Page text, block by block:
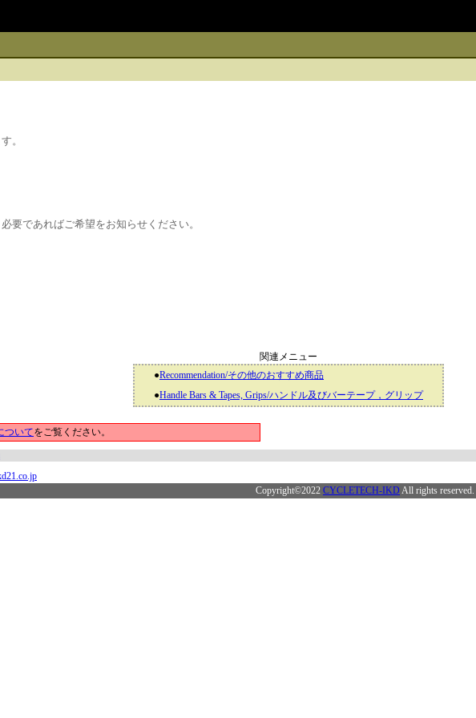
。
要であればご希望をお知らせください。
関連メニュー
●Recommendation/その他のおすすめ商品
●Handle Bars & Tapes, Grips/ハンドル及びバーテープ，グリップ
ついてをご覧ください。
Copyright©2022 CYCLETECH-IKD All rights reserved.